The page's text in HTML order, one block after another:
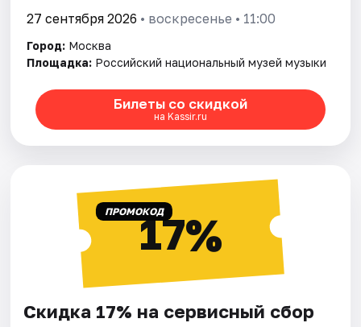
27 сентября 2026 • воскресенье • 11:00
Город: Москва
Площадка: Российский национальный музей музыки
Билеты со скидкой
на Kassir.ru
ПРОМОКОД17%
Скидка 17% на сервисный сбор